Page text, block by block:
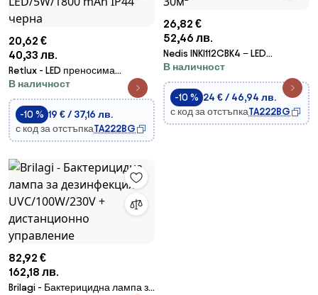
20,62 €
40,33 лв.
Retlux - LED преносима
акумулаторна лампа с
уловител за насекоми
LED/5W/1800 mAh IP44 черна
В наличност
-10 % 19 € / 37,16 лв.
с код за отстъпкаTA222BG
26,82 €
52,46 лв.
Nedis INKI112CBK4 − LED
Електрически капан за
насекоми LED/3W/230V 30м²
В наличност
-10 % 24 € / 46,94 лв.
с код за отстъпкаTA222BG
82,92 €
162,18 лв.
Brilagi - Бактерицидна лампа за